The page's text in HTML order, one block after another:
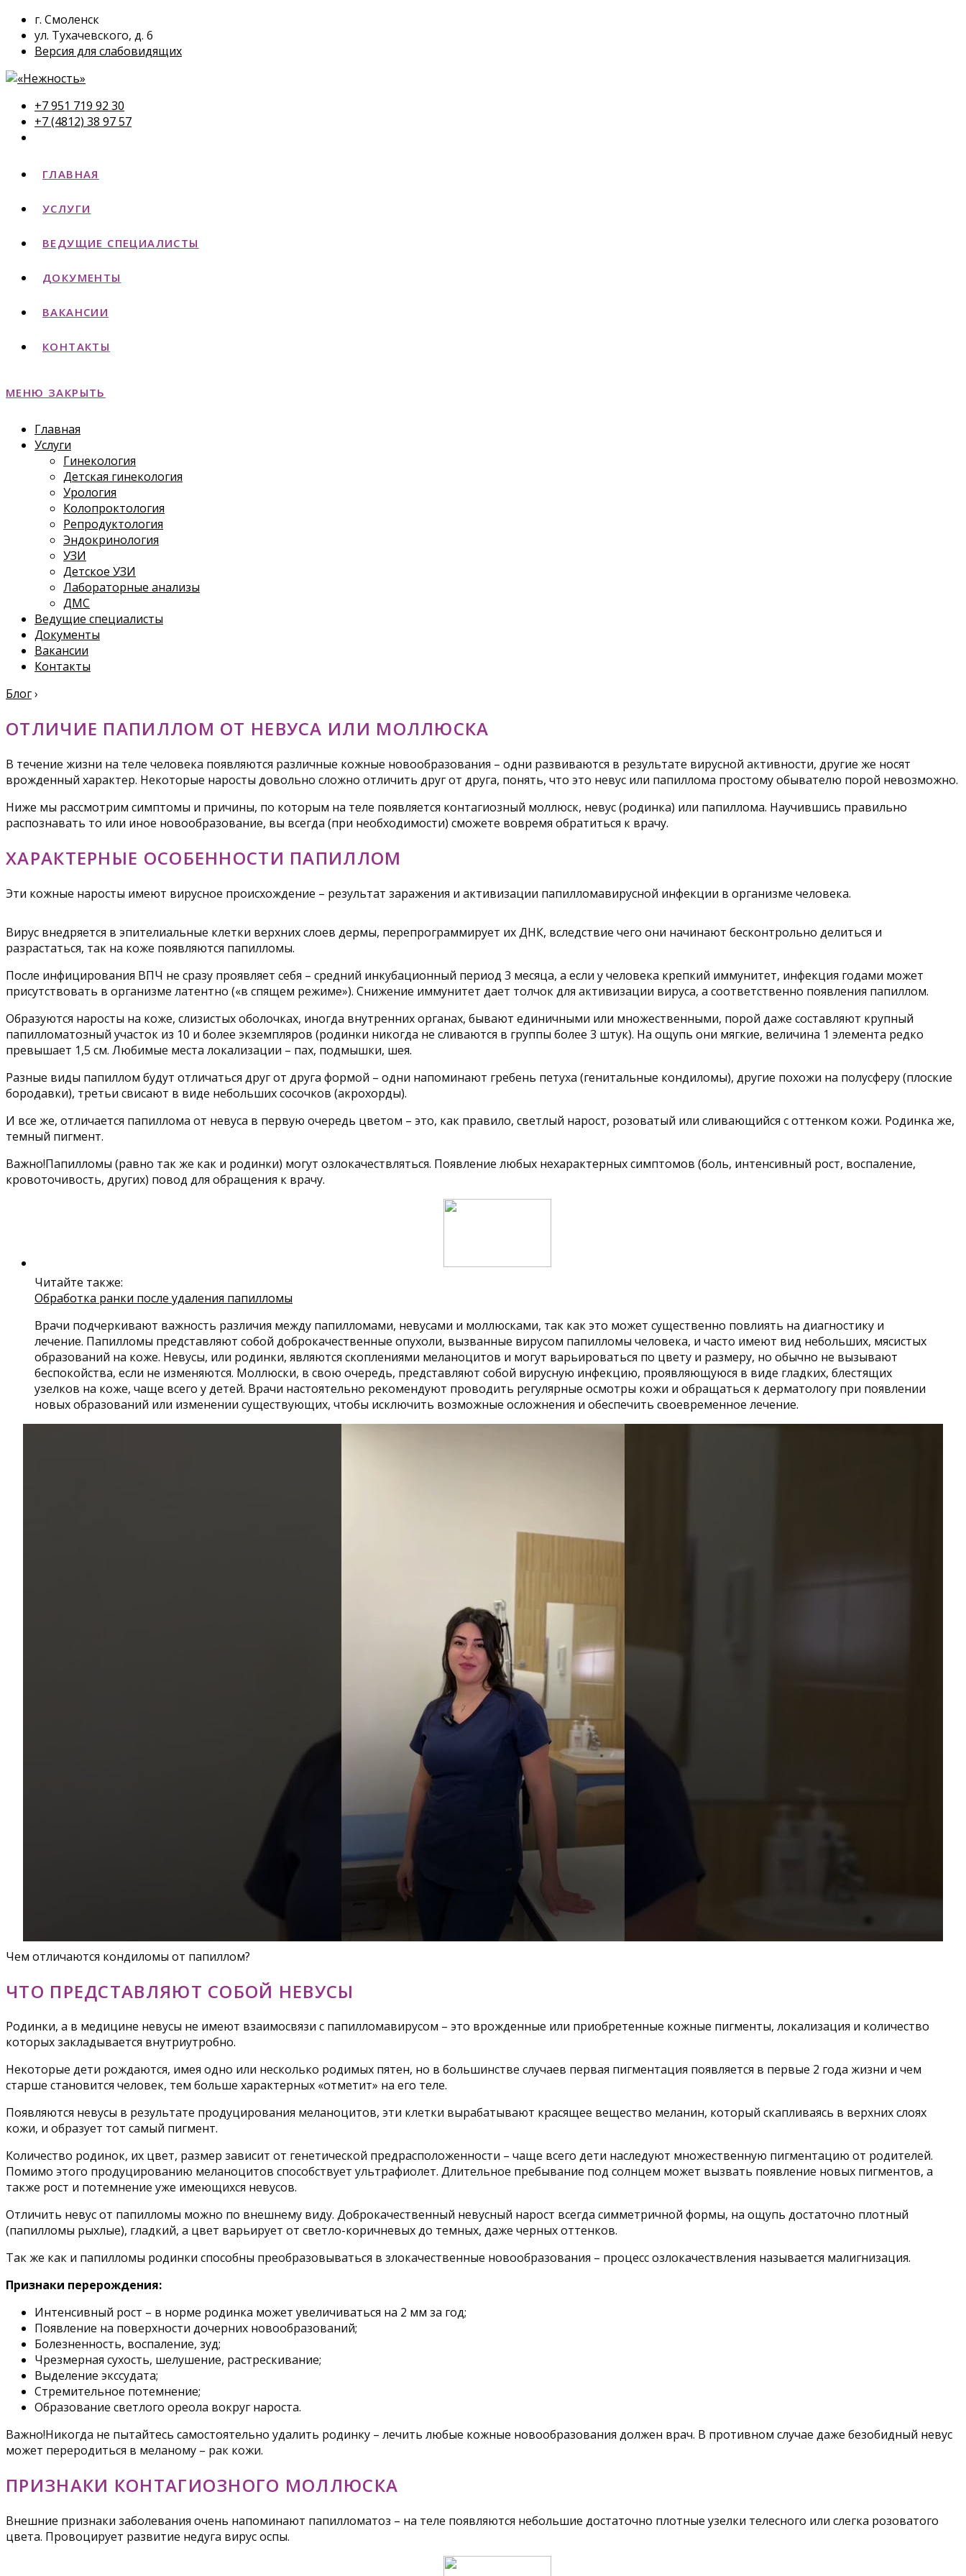
г. Смоленск
ул. Тухачевского, д. 6
Версия для слабовидящих
+7 951 719 92 30
+7 (4812) 38 97 57
ГЛАВНАЯ
УСЛУГИ
ВЕДУЩИЕ СПЕЦИАЛИСТЫ
ДОКУМЕНТЫ
ВАКАНСИИ
КОНТАКТЫ
МЕНЮ ЗАКРЫТЬ
Главная
Услуги
Гинекология
Детская гинекология
Урология
Колопроктология
Репродуктология
Эндокринология
УЗИ
Детское УЗИ
Лабораторные анализы
ДМС
Ведущие специалисты
Документы
Вакансии
Контакты
Блог›
ОТЛИЧИЕ ПАПИЛЛОМ ОТ НЕВУСА ИЛИ МОЛЛЮСКА
В течение жизни на теле человека появляются различные кожные новообразования – одни развиваются в результате вирусной активности, другие же носят
врожденный характер. Некоторые наросты довольно сложно отличить друг от друга, понять, что это невус или папиллома простому обывателю порой невозможно.
Ниже мы рассмотрим симптомы и причины, по которым на теле появляется контагиозный моллюск, невус (родинка) или папиллома. Научившись правильно
распознавать то или иное новообразование, вы всегда (при необходимости) сможете вовремя обратиться к врачу.
ХАРАКТЕРНЫЕ ОСОБЕННОСТИ ПАПИЛЛОМ
Эти кожные наросты имеют вирусное происхождение – результат заражения и активизации папилломавирусной инфекции в организме человека.
Вирус внедряется в эпителиальные клетки верхних слоев дермы, перепрограммирует их ДНК, вследствие чего они начинают бесконтрольно делиться и
разрастаться, так на коже появляются папилломы.
После инфицирования ВПЧ не сразу проявляет себя – средний инкубационный период 3 месяца, а если у человека крепкий иммунитет, инфекция годами может
присутствовать в организме латентно («в спящем режиме»). Снижение иммунитет дает толчок для активизации вируса, а соответственно появления папиллом.
Образуются наросты на коже, слизистых оболочках, иногда внутренних органах, бывают единичными или множественными, порой даже составляют крупный
папилломатозный участок из 10 и более экземпляров (родинки никогда не сливаются в группы более 3 штук). На ощупь они мягкие, величина 1 элемента редко
превышает 1,5 см. Любимые места локализации – пах, подмышки, шея.
Разные виды папиллом будут отличаться друг от друга формой – одни напоминают гребень петуха (генитальные кондиломы), другие похожи на полусферу (плоские
бородавки), третьи свисают в виде небольших сосочков (акрохорды).
И все же, отличается папиллома от невуса в первую очередь цветом – это, как правило, светлый нарост, розоватый или сливающийся с оттенком кожи. Родинка же,
темный пигмент.
Важно!Папилломы (равно так же как и родинки) могут озлокачествляться. Появление любых нехарактерных симптомов (боль, интенсивный рост, воспаление,
кровоточивость, других) повод для обращения к врачу.
Читайте также:
Обработка ранки после удаления папилломы
Врачи подчеркивают важность различия между папилломами, невусами и моллюсками, так как это может существенно повлиять на диагностику и
лечение. Папилломы представляют собой доброкачественные опухоли, вызванные вирусом папилломы человека, и часто имеют вид небольших, мясистых
образований на коже. Невусы, или родинки, являются скоплениями меланоцитов и могут варьироваться по цвету и размеру, но обычно не вызывают
беспокойства, если не изменяются. Моллюски, в свою очередь, представляют собой вирусную инфекцию, проявляющуюся в виде гладких, блестящих
узелков на коже, чаще всего у детей. Врачи настоятельно рекомендуют проводить регулярные осмотры кожи и обращаться к дерматологу при появлении
новых образований или изменении существующих, чтобы исключить возможные осложнения и обеспечить своевременное лечение.
Чем отличаются кондиломы от папиллом?
ЧТО ПРЕДСТАВЛЯЮТ СОБОЙ НЕВУСЫ
Родинки, а в медицине невусы не имеют взаимосвязи с папилломавирусом – это врожденные или приобретенные кожные пигменты, локализация и количество
которых закладывается внутриутробно.
Некоторые дети рождаются, имея одно или несколько родимых пятен, но в большинстве случаев первая пигментация появляется в первые 2 года жизни и чем
старше становится человек, тем больше характерных «отметит» на его теле.
Появляются невусы в результате продуцирования меланоцитов, эти клетки вырабатывают красящее вещество меланин, который скапливаясь в верхних слоях
кожи, и образует тот самый пигмент.
Количество родинок, их цвет, размер зависит от генетической предрасположенности – чаще всего дети наследуют множественную пигментацию от родителей.
Помимо этого продуцированию меланоцитов способствует ультрафиолет. Длительное пребывание под солнцем может вызвать появление новых пигментов, а
также рост и потемнение уже имеющихся невусов.
Отличить невус от папилломы можно по внешнему виду. Доброкачественный невусный нарост всегда симметричной формы, на ощупь достаточно плотный
(папилломы рыхлые), гладкий, а цвет варьирует от светло-коричневых до темных, даже черных оттенков.
Так же как и папилломы родинки способны преобразовываться в злокачественные новообразования – процесс озлокачествления называется малигнизация.
Признаки перерождения:
Интенсивный рост – в норме родинка может увеличиваться на 2 мм за год;
Появление на поверхности дочерних новообразований;
Болезненность, воспаление, зуд;
Чрезмерная сухость, шелушение, растрескивание;
Выделение экссудата;
Стремительное потемнение;
Образование светлого ореола вокруг нароста.
Важно!Никогда не пытайтесь самостоятельно удалить родинку – лечить любые кожные новообразования должен врач. В противном случае даже безобидный невус
может переродиться в меланому – рак кожи.
ПРИЗНАКИ КОНТАГИОЗНОГО МОЛЛЮСКА
Внешние признаки заболевания очень напоминают папилломатоз – на теле появляются небольшие достаточно плотные узелки телесного или слегка розоватого
цвета. Провоцирует развитие недуга вирус оспы.